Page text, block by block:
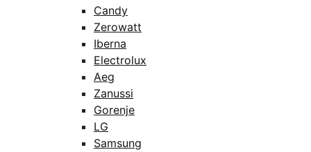
Candy
Zerowatt
Iberna
Electrolux
Aeg
Zanussi
Gorenje
LG
Samsung